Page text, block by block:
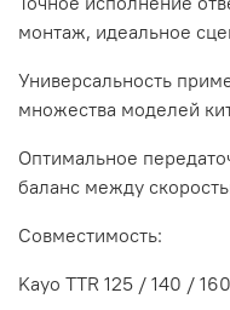
монтаж, идеальное
Универсальность
множества моделей
Оптимальное
баланс между
Совместимость:
Kayo TTR 125 / 140 / 160